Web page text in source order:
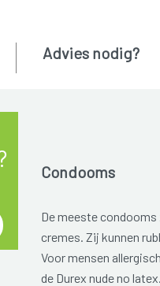
Advies nodig?
Condooms
De meeste condooms
cremes. Zij kunnen
Voor mensen
de Durex nude no latex.